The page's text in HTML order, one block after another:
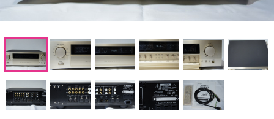
ネットワークプレーヤー・D/Aコンバーター
レコードプレーヤー
スピーカー